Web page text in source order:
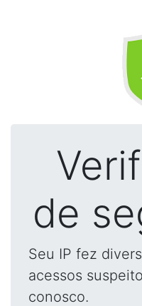
de
Seu IP fez
acessos
conosco.